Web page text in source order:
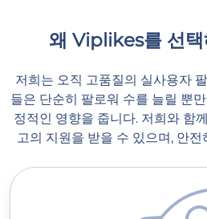
왜 Viplikes를 선
저희는 오직 고품질의 실사용자
들은 단순히 팔로워 수를 늘릴 뿐
정적인 영향을 줍니다. 저희와 함
고의 지원을 받을 수 있으며, 안